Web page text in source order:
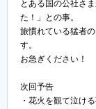
とある国の公社さ
た！」との事。
旅慣れている猛者
す。
お急ぎください！
次回予告
・花火を観て泣け